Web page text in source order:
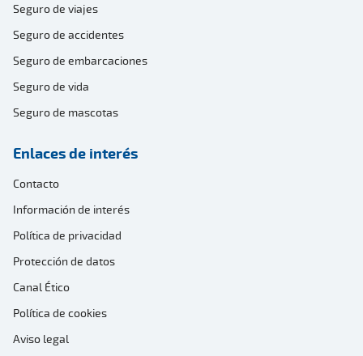
Seguro de viajes
Seguro de accidentes
Seguro de embarcaciones
Seguro de vida
Seguro de mascotas
Enlaces de interés
Contacto
Información de interés
Política de privacidad
Protección de datos
Canal Ético
Política de cookies
Aviso legal